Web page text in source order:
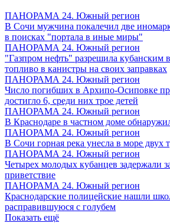
ПАНОРАМА 24. Южный регион
В Сочи мужчина покалечил две
в поисках "портала в иные миры"
ПАНОРАМА 24. Южный регион
"Газпром нефть" разрешила кубанским
топливо в канистры на своих заправках
ПАНОРАМА 24. Южный регион
Число погибших в Архипо-Осиповке
достигло 6, среди них трое детей
ПАНОРАМА 24. Южный регион
В Краснодаре в частном доме
ПАНОРАМА 24. Южный регион
В Сочи горная река унесла в море двух
ПАНОРАМА 24. Южный регион
Четырех молодых кубанцев задержали
приветствие
ПАНОРАМА 24. Южный регион
Краснодарские полицейские нашли
расправившуюся с голубем
Показать ещё